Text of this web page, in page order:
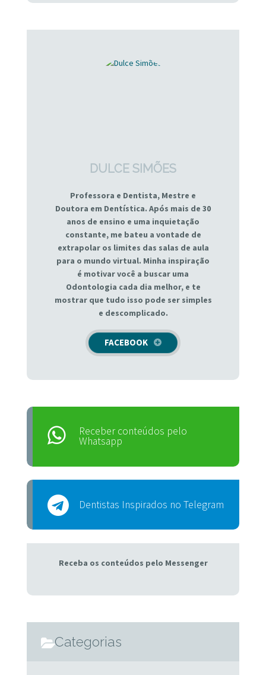
DULCE SIMÕES
Professora e Dentista, Mestre e
Doutora em Dentística. Após mais de 30
anos de ensino e uma inquietação
constante, me bateu a vontade de
extrapolar os limites das salas de aula
para o mundo virtual. Minha inspiração
é motivar você a buscar uma
Odontologia cada dia melhor, e te
mostrar que tudo isso pode ser simples
e descomplicado.
FACEBOOK
Receber conteúdos pelo
Whatsapp
Dentistas Inspirados no Telegram
Receba os conteúdos pelo Messenger
Categorias